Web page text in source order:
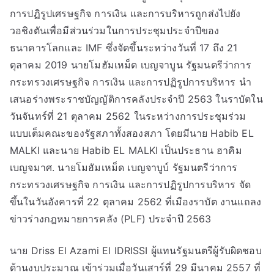
การปฏิรูปเศรษฐกิจ การเงิน และการบริหารถูกส่งไปยัง
วอชิงตันเพื่อมีส่วนร่วมในการประชุมประจำปีของ
ธนาคารโลกและ IMF ซึ่งจัดขึ้นระหว่างวันที่ 17 ถึง 21
ตุลาคม 2019 นายโมฮัมเหม็ด เบญจาบูน รัฐมนตรีว่าการ
กระทรวงเศรษฐกิจ การเงิน และการปฏิรูปการบริหาร นำ
เสนอร่างพระราชบัญญัติการคลังประจำปี 2563 ในราบัตใน
วันจันทร์ที่ 21 ตุลาคม 2562 ในระหว่างการประชุมร่วม
แบบเต็มคณะของรัฐสภาทั้งสองสภา โดยมีนาย Habib EL
MALKI และนาย Habib EL MALKI เป็นประธาน ฮาคิม
เบญจมาศ. นายโมฮัมเหม็ด เบญจาบูบ์ รัฐมนตรีว่าการ
กระทรวงเศรษฐกิจ การเงิน และการปฏิรูปการบริหาร จัด
ขึ้นในวันอังคารที่ 22 ตุลาคม 2562 ที่เมืองราบัต งานแถลง
ข่าวร่างกฎหมายการคลัง (PLF) ประจำปี 2563
นาย Driss El Azami El IDRISSI ผู้แทนรัฐมนตรีผู้รับผิดชอบ
ด้านงบประมาณ เข้าร่วมเมื่อวันเสาร์ที่ 29 มีนาคม 2557 ที่